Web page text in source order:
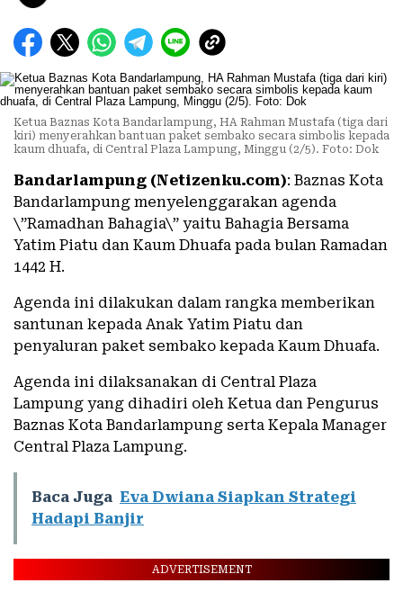
Ketua Baznas Kota Bandarlampung, HA Rahman Mustafa (tiga dari
kiri) menyerahkan bantuan paket sembako secara simbolis kepada
kaum dhuafa, di Central Plaza Lampung, Minggu (2/5). Foto: Dok
Bandarlampung (Netizenku.com): Baznas Kota
Bandarlampung menyelenggarakan agenda
\”Ramadhan Bahagia\” yaitu Bahagia Bersama
Yatim Piatu dan Kaum Dhuafa pada bulan Ramadan
1442 H.
Agenda ini dilakukan dalam rangka memberikan
santunan kepada Anak Yatim Piatu dan
penyaluran paket sembako kepada Kaum Dhuafa.
Agenda ini dilaksanakan di Central Plaza
Lampung yang dihadiri oleh Ketua dan Pengurus
Baznas Kota Bandarlampung serta Kepala Manager
Central Plaza Lampung.
Baca Juga Eva Dwiana Siapkan Strategi
Hadapi Banjir
ADVERTISEMENT